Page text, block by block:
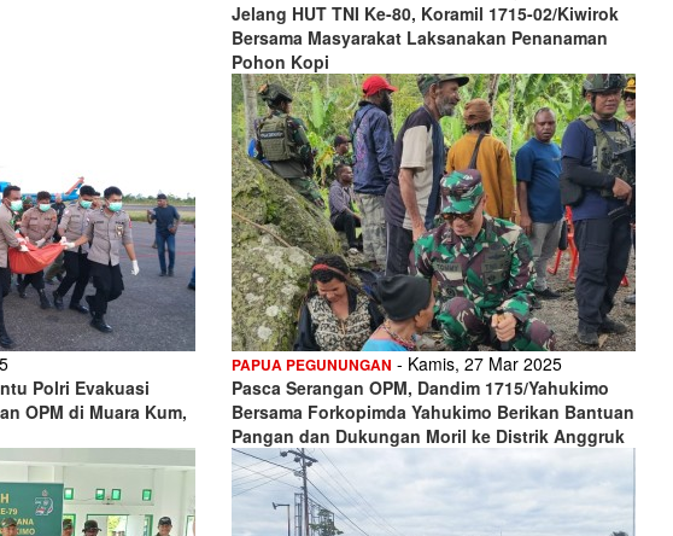
Jelang HUT TNI Ke-80, Koramil 1715-02/Kiwirok
Bersama Masyarakat Laksanakan Penanaman
Pohon Kopi
Polri Evakuasi
OPM di Muara Kum,
PAPUA PEGUNUNGAN - Kamis, 27 Mar 2025
Pasca Serangan OPM, Dandim 1715/Yahukimo
Bersama Forkopimda Yahukimo Berikan Bantuan
Pangan dan Dukungan Moril ke Distrik Anggruk